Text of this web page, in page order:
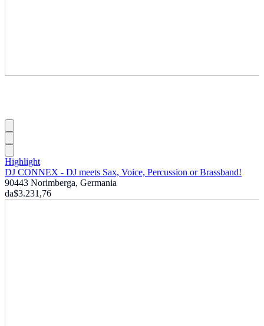
Highlight
DJ CONNEX - DJ meets Sax, Voice, Percussion or Brassband!
90443 Norimberga, Germania
da$3.231,76